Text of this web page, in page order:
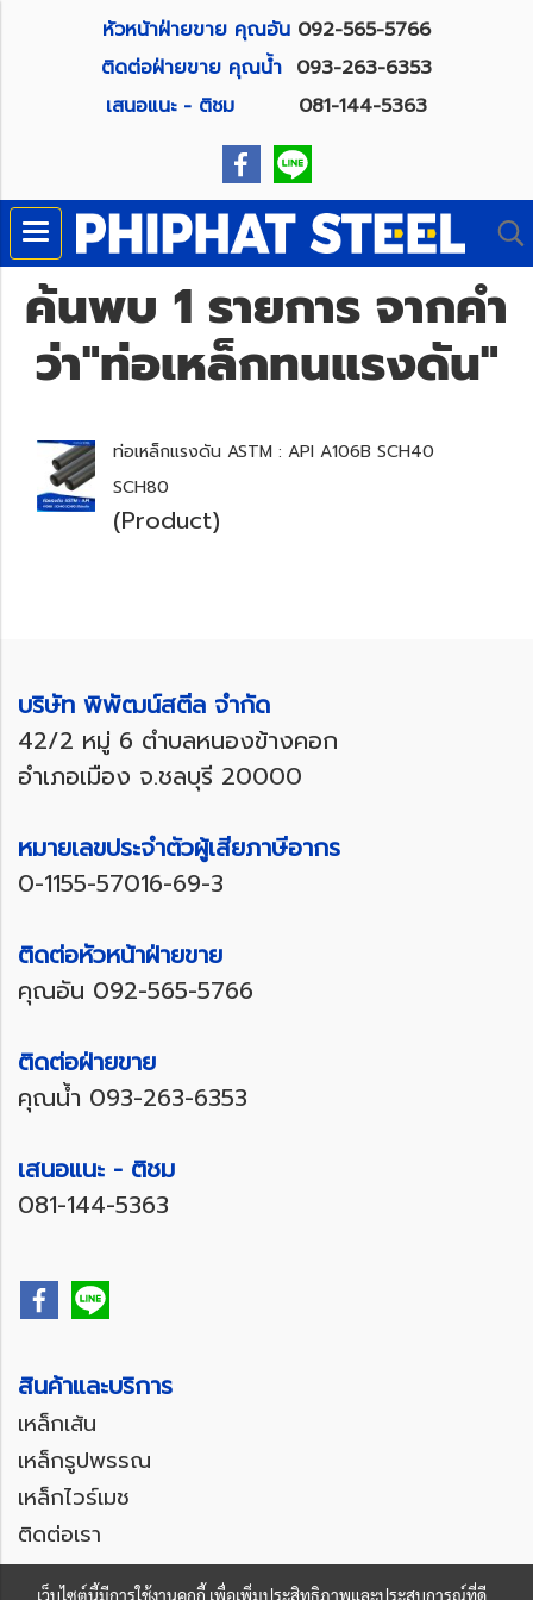
หัวหน้าฝ่ายขาย คุณอัน 092-565-5766
ติดต่อฝ่ายขาย คุณน้ำ 093-263-6353
เสนอแนะ - ติชม 081-144-5363
ค้นพบ 1 รายการ จากคำ
ว่า"ท่อเหล็กทนแรงดัน"
ท่อเหล็กแรงดัน ASTM : API A106B SCH40
SCH80
(Product)
บริษัท พิพัฒน์สตีล จำกัด
42/2 หมู่ 6 ตำบลหนองข้างคอก
อำเภอเมือง จ.ชลบุรี 20000
หมายเลขประจำตัวผู้เสียภาษีอากร
0-1155-57016-69-3
ติดต่อหัวหน้าฝ่ายขาย
คุณอัน 092-565-5766
ติดต่อฝ่ายขาย
คุณน้ำ 093-263-6353
เสนอแนะ - ติชม
081-144-5363
สินค้าและบริการ
เหล็กเส้น
เหล็กรูปพรรณ
เหล็กไวร์เมช
ติดต่อเรา
เว็บไซต์นี้มีการใช้งานคุกกี้ เพื่อเพิ่มประสิทธิภาพและประสบการณ์ที่ดี